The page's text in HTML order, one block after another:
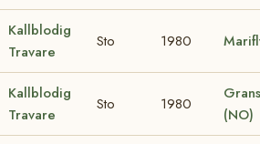
Kallblodig
Travare
Sto 1980
Kallblodig
Travare
Sto 1980
(NO)